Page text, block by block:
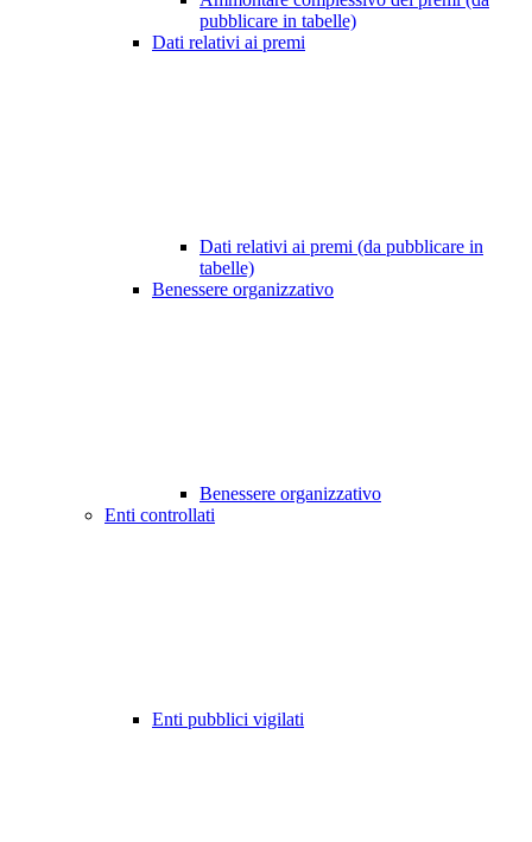
pubblicare in tabelle)
Dati relativi ai premi
Dati relativi ai premi (da pubblicare in
tabelle)
Benessere organizzativo
Benessere organizzativo
Enti controllati
Enti pubblici vigilati